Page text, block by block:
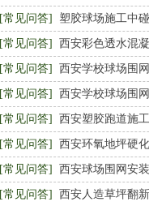
[常见问答] 塑胶球场施工中
[常见问答] 西安彩色透水混
[常见问答] 西安学校球场围
[常见问答] 西安学校球场围
[常见问答] 西安塑胶跑道施
[常见问答] 西安环氧地坪硬
[常见问答] 西安球场围网安
[常见问答] 西安人造草坪翻